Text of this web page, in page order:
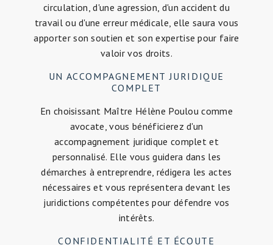
circulation, d'une agression, d'un accident du
travail ou d'une erreur médicale, elle saura vous
apporter son soutien et son expertise pour faire
valoir vos droits.
UN ACCOMPAGNEMENT JURIDIQUE
COMPLET
En choisissant Maître Hélène Poulou comme
avocate, vous bénéficierez d'un
accompagnement juridique complet et
personnalisé. Elle vous guidera dans les
démarches à entreprendre, rédigera les actes
nécessaires et vous représentera devant les
juridictions compétentes pour défendre vos
intérêts.
CONFIDENTIALITÉ ET ÉCOUTE